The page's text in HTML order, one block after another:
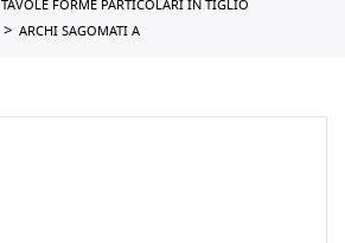
TAVOLE FORME PARTICOLARI IN TIGLIO
ARCHI SAGOMATI A